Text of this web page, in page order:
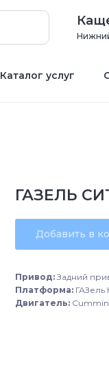
Каталог услуг
ГАЗЕЛЬ
Добавить в
Привод:Задний
Платформа: ГАЗель
Двигатель: